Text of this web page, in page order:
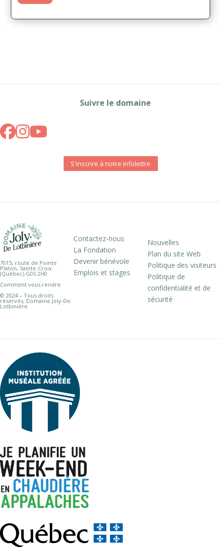
Suivre le domaine
S'inscrire à notre infolettre
7015, route de Pointe
Platon, Sainte-Croix
(Québec) G0S 2H0
Comment vous rendre
© 2024 – Tous droits
réservés, Domaine Joly-De
Lotbinière
Contactez-nous
La Fondation
Devenir bénévole
Emplois et stages
Nouvelles
Plan du site Web
Politique des visiteurs
Politique de
confidentialité et de
sécurité